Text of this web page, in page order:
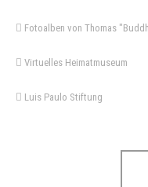
Fotoalben von Thomas
Virtuelles Heimatmuseum
Luis Paulo Stiftung